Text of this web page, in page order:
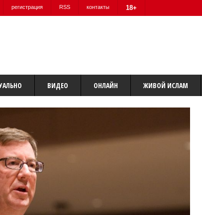
регистрация RSS контакты 18+
ВИДЕО ОНЛАЙН ЖИВОЙ ИСЛАМ